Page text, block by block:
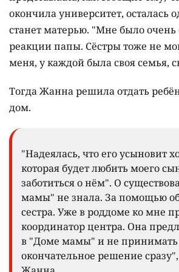
окончила университет, осталась
станет матерью. "Мне было очень
реакции папы. Сёстры тоже не
меня, у каждой была своя семья,
Тогда Жанна решила отдать
дом.
"Надеялась, что его усыновит
которая будет любить моего
заботиться о нём". О
мамы" не знала. За помощью
сестра. Уже в роддоме ко мне
координатор центра. Она
в "Доме мамы" и не принимать
окончательное решение